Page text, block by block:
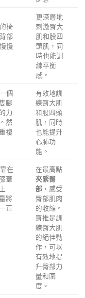
椅
部
慢
更深層地
刺激臀大
肌和股四
頭肌，同
時也能訓
練平衡
感。
個
腳
力
然
複
有效地訓
練臀大肌
和股四頭
肌，同時
也能提升
心肺功
能。
在
蓋
將
直
在最高點
夾緊臀
部 ，感受
臀部肌肉
的收縮。
臀推是訓
練臀大肌
的絕佳動
作，可以
有效地提
升臀部力
量和圍
度。